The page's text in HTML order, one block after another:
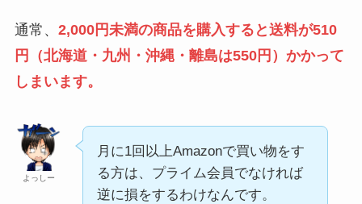
通常、 2,000円未満の商品を購入すると送料が510
円（北海道・九州・沖縄・離島は550円）かかって
しまいます。
よっしー
月に1回以上Amazonで買い物をす
る方は、プライム会員でなければ
逆に損をするわけなんです。